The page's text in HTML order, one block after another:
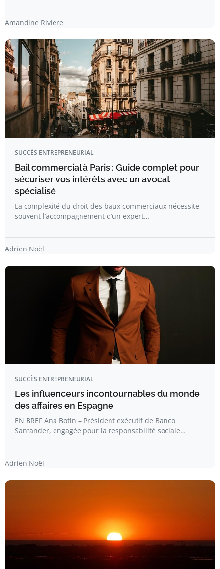
Amandine Riviere
SUCCÈS ENTREPRENEURIAL
Bail commercial à Paris : Guide complet pour
sécuriser vos intérêts avec un avocat
spécialisé
La complexité du droit des baux commerciaux nécessite
souvent l’accompagnement d’un expert…
Adrien Noël
SUCCÈS ENTREPRENEURIAL
Les influenceurs incontournables du monde
des affaires en Espagne
EN BREF Ana Botin – Président exécutif de Banco
Santander, engagée pour la responsabilité sociale…
Adrien Noël